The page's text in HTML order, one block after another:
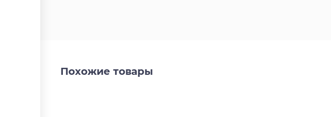
Похожие товары